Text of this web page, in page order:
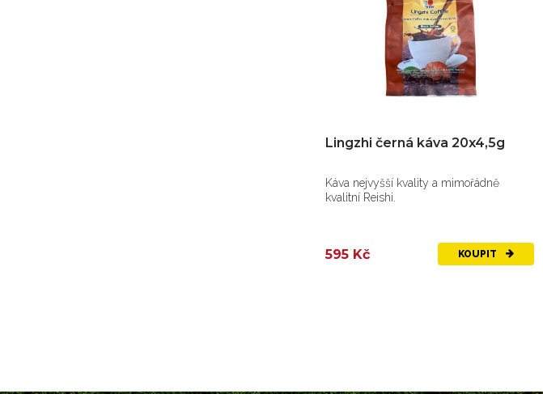
Lingzhi černá káva 20x4,5g
Káva nejvyšší kvality a mimořádně
kvalitní Reishi.
595 Kč KOUPIT